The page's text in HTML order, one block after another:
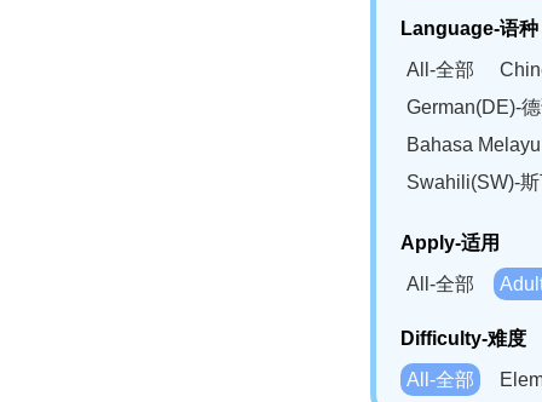
Language-语种
All-全部
German(DE)-
Bahasa
Swahili(SW)-
Apply-适用
All-全部
Difficulty-难度
All-全部